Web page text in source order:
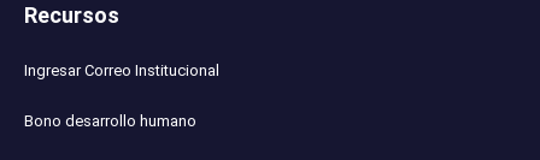
Recursos
Ingresar Correo Institucional
Bono desarrollo humano